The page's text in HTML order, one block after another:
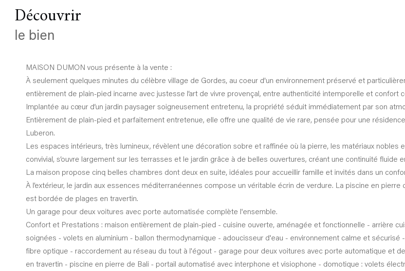
découvrir
le bien
MAISON DUMON vous présente à la vente :
À seulement quelques minutes du célèbre village de Gordes, au coeur d'un environnement préservé et
entièrement de plain-pied incarne avec justesse l’art de vivre provençal, entre authenticité intemporelle et confort
Implantée au cœur d’un jardin paysager soigneusement entretenu, la propriété séduit immédiatement par son
Entièrement de plain-pied et parfaitement entretenue, elle offre une qualité de vie rare, pensée pour une
Luberon.
Les espaces intérieurs, très lumineux, révèlent une décoration sobre et raffinée où la pierre, les matériaux
convivial, s’ouvre largement sur les terrasses et le jardin grâce à de belles ouvertures, créant une continuité fluide
La maison propose cinq belles chambres dont deux en suite, idéales pour accueillir famille et invités dans un
À l’extérieur, le jardin aux essences méditerranéennes compose un véritable écrin de verdure. La piscine en
est bordée de plages en travertin.
Un garage pour deux voitures avec porte automatisée complète l'ensemble.
Confort et Prestations : maison entièrement de plain-pied - cuisine ouverte, aménagée et fonctionnelle - arrière
soignées - volets en aluminium - ballon thermodynamique - adoucisseur d'eau - environnement calme et
fibre optique - raccordement au réseau du tout à l'égout - garage pour deux voitures avec porte automatique et
en travertin - piscine en pierre de Bali - portail automatisé avec interphone et visiophone - domotique : volets